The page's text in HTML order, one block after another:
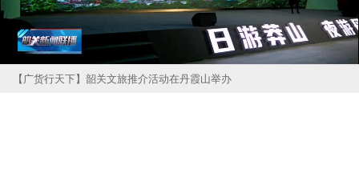
【广货行天下】韶关文旅推介活动在丹霞山举办